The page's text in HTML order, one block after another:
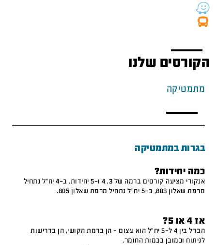
הקורסים שלנו
מתמטיקה
בגרות במתמטיקה
כמה יחידות?
אנקורי מציעה קורסים ברמה של 3, 4 ו-5 יחידות. ב-4 יח"ל נתחיל
מרמת שאלון 803, ב-5 יח"ל נתחיל מרמת שאלון 805.
אז 4 או 5?
הבדל בין 4 ל-5 יח"ל הוא עצום – הן ברמת הקושי, הן בדרישות
לניתוח וכמובן בכמות החומר.